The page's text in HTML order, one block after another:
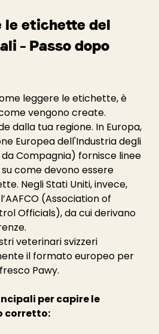
le etichette del
– Passo dopo
leggere le etichette, è
vengono create.
dalla tua regione. In Europa,
Europea dell'Industria degli
Compagnia) fornisce linee
come devono essere
Negli Stati Uniti, invece,
(Association of
Officials), da cui derivano
veterinari svizzeri
il formato europeo per
Pawy.
per capire le
corretto: